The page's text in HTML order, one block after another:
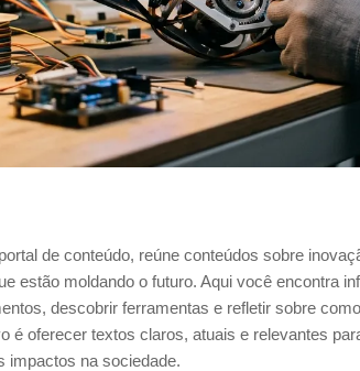
de conteúdo, reúne conteúdos sobre
estão moldando o futuro. Aqui você encontra
descobrir ferramentas e refletir sobre
é oferecer textos claros, atuais e relevantes
impactos na sociedade.